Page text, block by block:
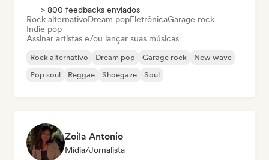
> 800 feedbacks enviados
Rock alternativoDream popEletrônicaGarage rock
Indie pop
Assinar artistas e/ou lançar suas músicas
Rock alternativo Dream pop Garage rock
New wave
Pop soul
Reggae Shoegaze Soul
Zoila Antonio
Mídia/Jornalista